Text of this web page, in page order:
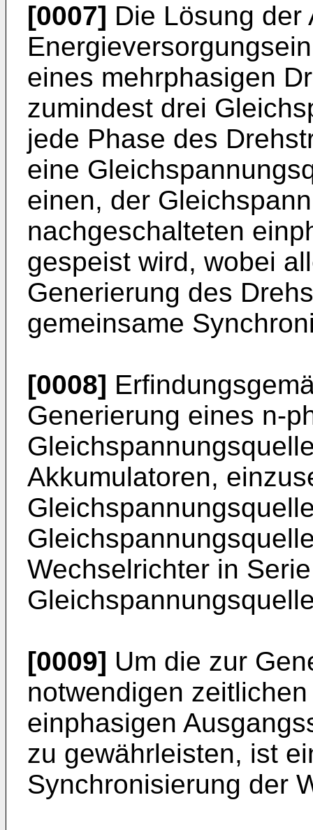
[0007] Die Lösung der
eines mehrphasigen
zumindest drei
jede Phase des
eine
einen, der
nachgeschalteten
gespeist wird, wobei
Generierung des
gemeinsame
[0008]
Generierung eines n-
Akkumulatoren,
Wechselrichter in
[0009] Um die zur
notwendigen
einphasigen
zu gewährleisten, ist
Synchronisierung der